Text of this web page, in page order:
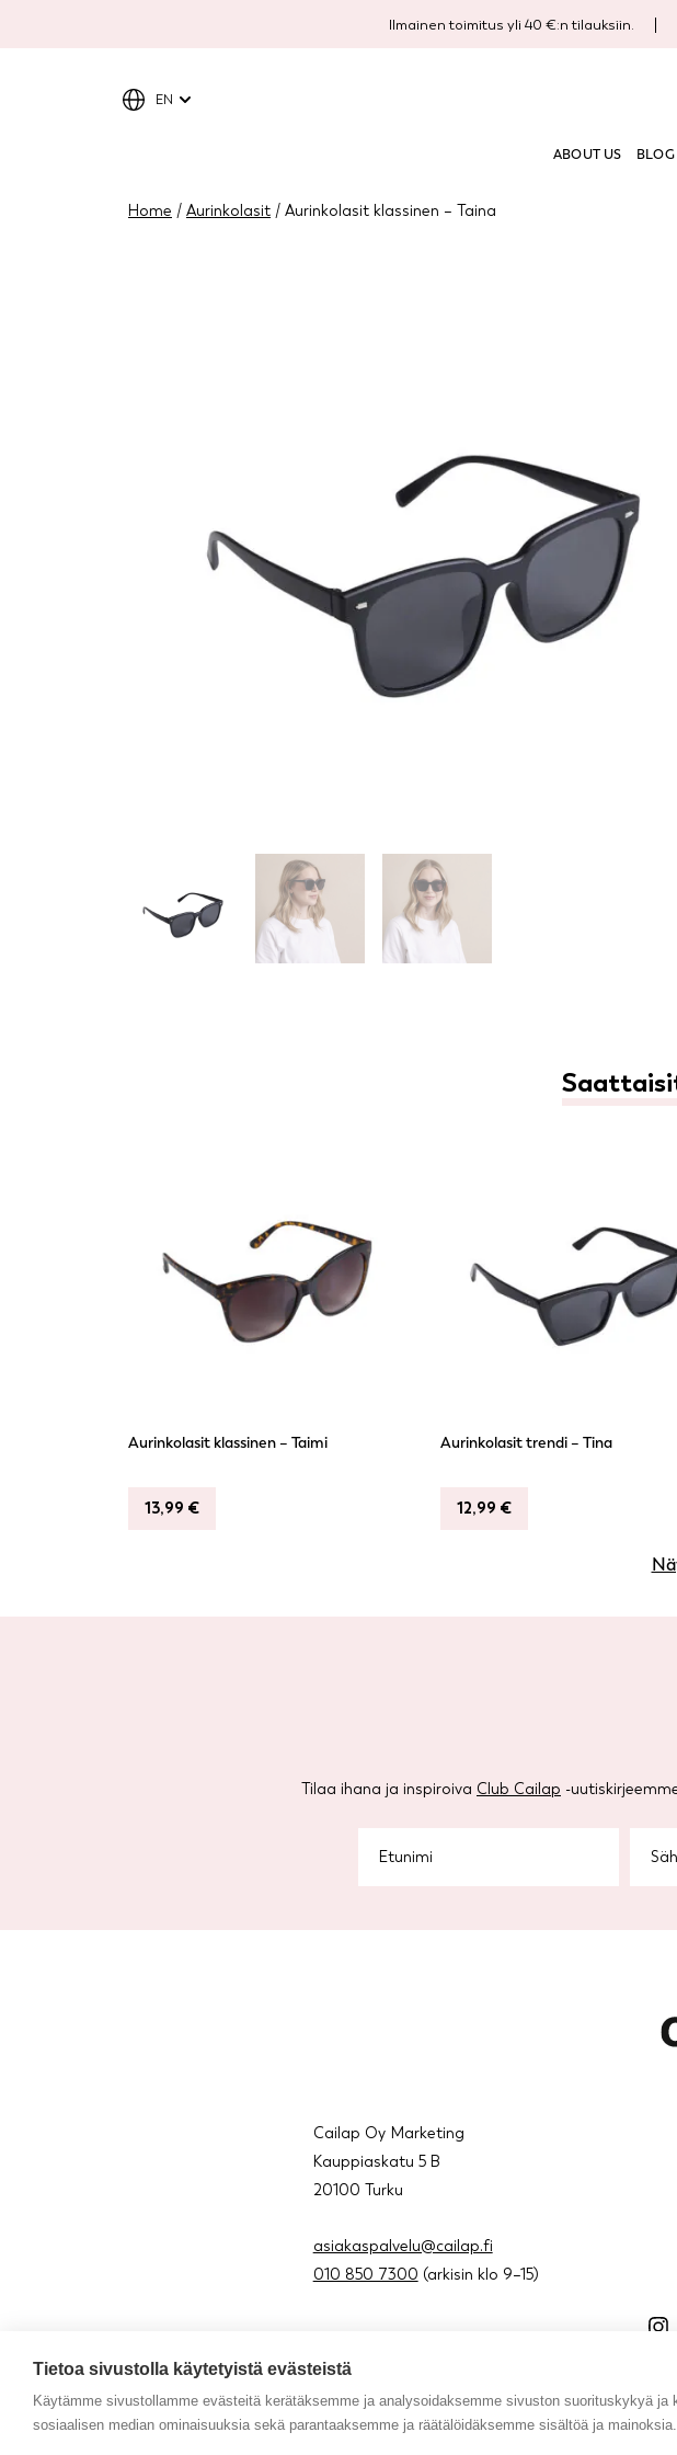
Ilmainen toimitus yli 40 €:n tilauksiin.
ABOUT US BLOG
EN
Home / Aurinkolasit / Aurinkolasit klassinen – Taina
Aurinkolasit klassinen – Taimi
13,99 €
Aurinkolasit trendi – Tina
12,99 €
Tilaa ihana ja inspiroiva Club Cailap -
Cailap Oy Marketing
Kauppiaskatu 5 B
20100 Turku
asiakaspalvelu@cailap.fi
010 850 7300 (arkisin klo 9–15)
Kiitos
Tietoa sivustolla käytetyistä evästeistä
Käytämme sivustollamme evästeitä kerätäksemme ja analysoidaksemme sivuston suorituskykyä ja
sosiaalisen median ominaisuuksia sekä parantaaksemme ja räätälöidäksemme sisältöä ja mainoksia.